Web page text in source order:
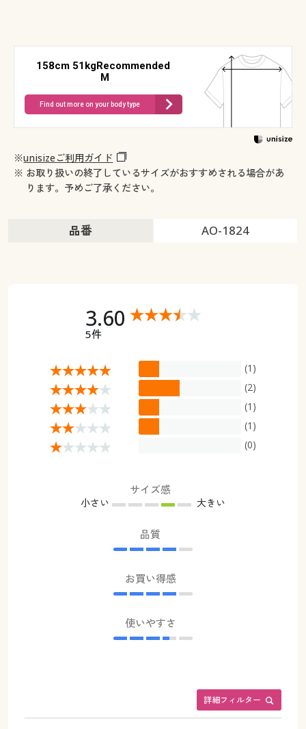
158cm 51kgRecommended
M
Find out more on your body type
※unisizeご利用ガイド
※ お取り扱いの終了しているサイズがおすすめされる場合があ
ります。予めご了承ください。
品番 AO-1824
3.60
5件
(1)
(2)
(1)
(1)
(0)
サイズ感
小さい 大きい
品質
お買い得感
使いやすさ
詳細フィルター